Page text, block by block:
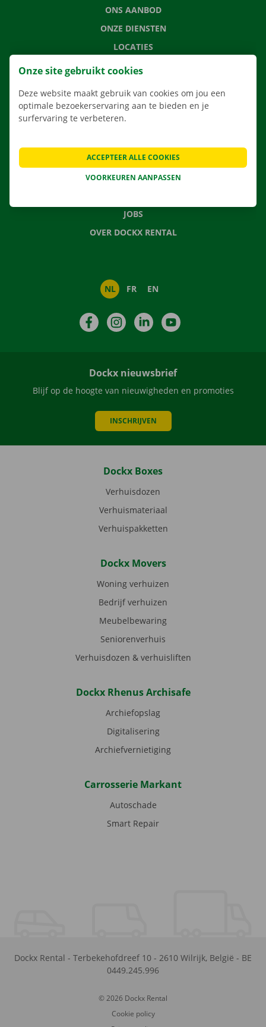
ONS AANBOD
ONZE DIENSTEN
LOCATIES
APP
VEELGESTELDE VRAGEN
NIEUWS
JOBS
OVER DOCKX RENTAL
NL FR EN
FacebookInstagramLinkedIn
Dockx nieuwsbrief
Blijf op de hoogte van nieuwigheden en promoties
INSCHRIJVEN
Dockx Boxes
Verhuisdozen
Verhuismateriaal
Verhuispakketten
Dockx Movers
Woning verhuizen
Bedrijf verhuizen
Meubelbewaring
Seniorenverhuis
Verhuisdozen & verhuisliften
Dockx Rhenus Archisafe
Archiefopslag
Digitalisering
Archiefvernietiging
Carrosserie Markant
Autoschade
Smart Repair
Dockx Rental - Terbekehofdreef 10 - 2610 Wilrijk, België - BE
0449.245.996
© 2026 Dockx Rental
Cookie policy
Onze site gebruikt cookies
Deze website maakt gebruik van cookies om jou een
optimale bezoekerservaring aan te bieden en je
surfervaring te verbeteren.
VOORKEUREN AANPASSEN
ACCEPTEER ALLE COOKIES